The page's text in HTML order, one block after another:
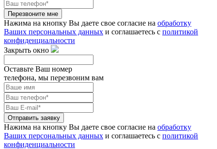
Перезвоните мне
Нажима на кнопку Вы даете свое согласие на обработку
Ваших персональных данных и соглашаетесь с политикой
конфиденциальности
Закрыть окно
Оставьте Ваш номер
телефона, мы перезвоним вам
Отправить заявку
Нажима на кнопку Вы даете свое согласие на обработку
Ваших персональных данных и соглашаетесь с политикой
конфиденциальности